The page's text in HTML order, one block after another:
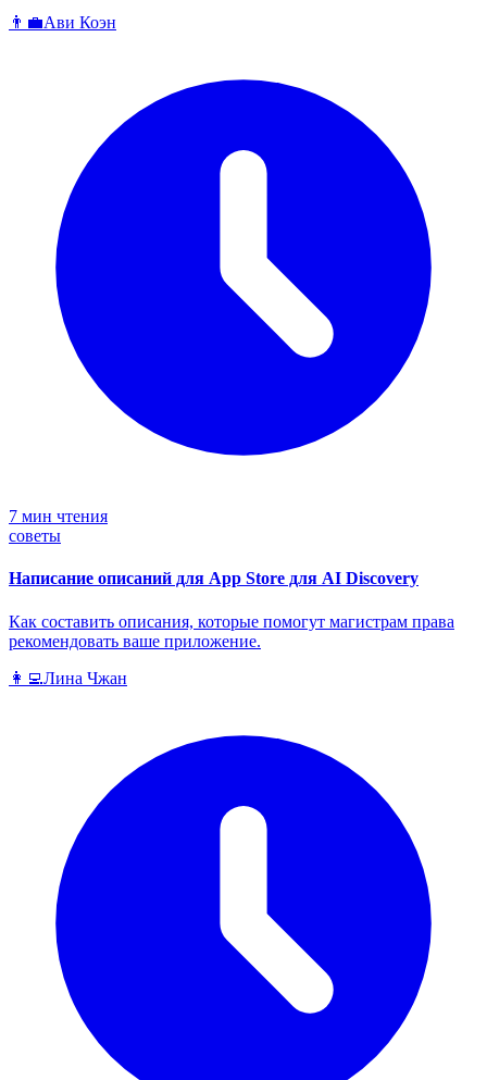
👨‍💼Ави Коэн
7 мин чтения
советы
Написание описаний для App Store для AI Discovery
Как составить описания, которые помогут магистрам права
рекомендовать ваше приложение.
👩‍💻Лина Чжан